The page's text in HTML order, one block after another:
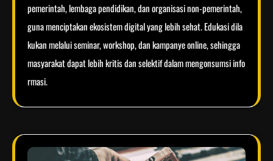
pemerintah, lembaga pendidikan, dan organisasi non-pemerintah,
guna menciptakan ekosistem digital yang lebih sehat. Edukasi dila
kukan melalui seminar, workshop, dan kampanye online, sehingga
masyarakat dapat lebih kritis dan selektif dalam mengonsumsi info
rmasi.